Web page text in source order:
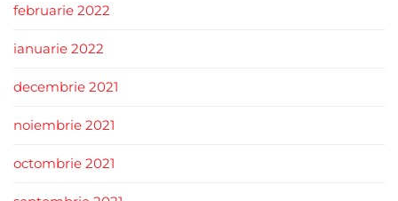
februarie 2022
ianuarie 2022
decembrie 2021
noiembrie 2021
octombrie 2021